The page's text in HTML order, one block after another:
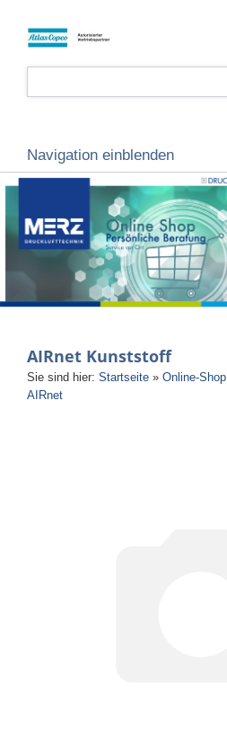
Navigation einblenden
AIRnet Kunststoff
Sie sind hier: Startseite » Online-Shop
AIRnet